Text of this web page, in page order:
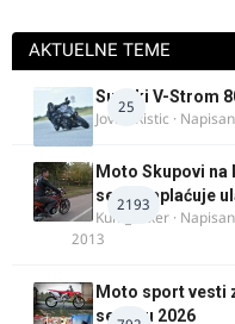
AKTUELNE TEME
25
Suzuki V-Strom
Jovan Ristic ·
2193
Moto Skupovi na
se ne naplaćuje
Kum_Mixer ·
2013
Moto sport vesti
sezonu 2026